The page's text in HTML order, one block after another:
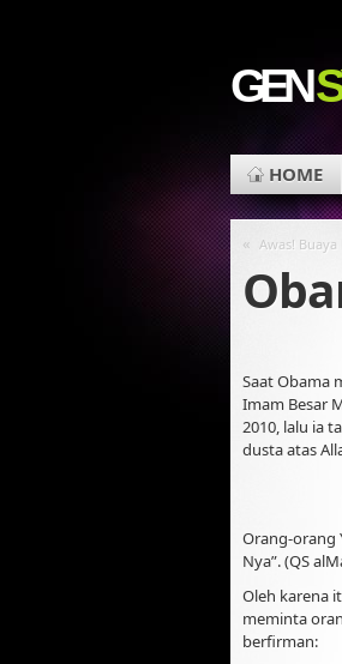
GEN
HOME
« Awas!
Saat Obama
Imam Besar
2010, lalu ia
dusta atas
Orang-orang
Nya”. (QS
Oleh karena
meminta
berfirman: